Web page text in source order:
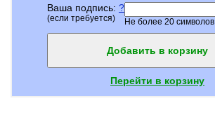
Ваша подпись: ?
(если требуется) Не более 20 символов.
Добавить в корзину
Перейти в корзину